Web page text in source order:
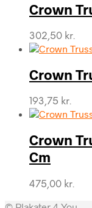
Crown
302,50 kr.
Crown
193,75 kr.
Crown
Cm
475,00 kr.